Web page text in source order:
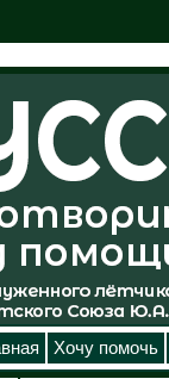
Хочу помочь